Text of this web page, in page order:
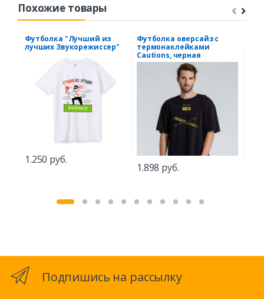
Похожие товары
Футболка "Лучший из
лучших Звукорежиссер"
1.250 руб.
Футболка оверсайз с
термонаклейками
Cautions, черная
1.898 руб.
Подпишись на рассылку